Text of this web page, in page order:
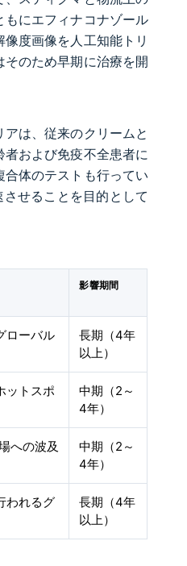
にエフィナコナゾール
度画像を人工知能トリ
のため早期に治療を開
は、従来のクリームと
および免疫不全患者に
体のテストも行ってい
せることを目的として
影響期間
ローバル
長期（4年
以上）
ットスポ
中期（2～
4年）
への波及
中期（2～
4年）
われるグ
長期（4年
以上）